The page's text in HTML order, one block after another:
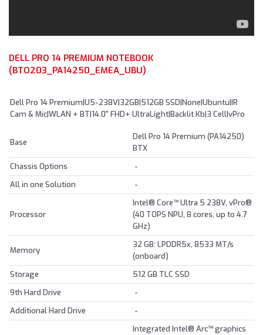
DELL PRO 14 PREMIUM NOTEBOOK
(BTO203_PA14250_EMEA_UBU)
Dell Pro 14 Premium|U5-238V|32GB|512GB SSD|None|Ubuntu|IR
Cam & Mic|WLAN + BT|14.0" FHD+ UltraLight|Backlit Kb|3 Cell|vPro
Base
Dell Pro 14 Premium (PA14250)
BTX
Chassis Options
-
All in one Solution
-
Processor
Intel® Core™ Ultra 5 238V, vPro®
(40 TOPS NPU, 8 cores, up to 4.7
GHz)
Memory
32 GB: LPDDR5x, 8533 MT/s
(onboard)
Storage
512 GB TLC SSD
9th Hard Drive
-
Additional Hard Drive
-
Integrated Intel® Arc™ graphics